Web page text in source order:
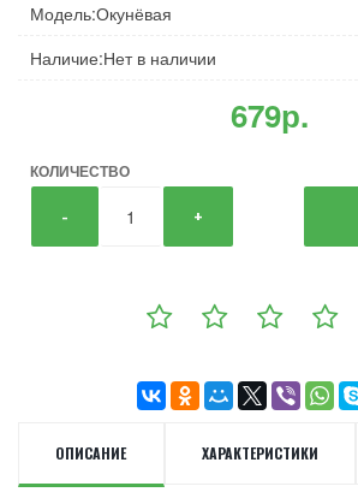
Модель:Окунёвая
Наличие:Нет в наличии
679р.
КОЛИЧЕСТВО
- +
ОПИСАНИЕ ХАРАКТЕРИСТИКИ